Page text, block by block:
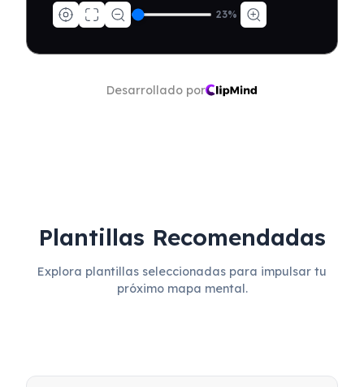
23%
Desarrollado por
Plantillas Recomendadas
Explora plantillas seleccionadas para impulsar tu
próximo mapa mental.